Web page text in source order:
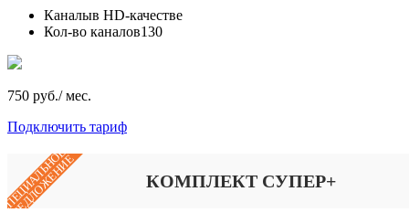
Каналыв HD-качестве
Кол-во каналов130
750 руб./ мес.
Подключить тариф
ПРЕДЛОЖЕНИЕ КОМПЛЕКТ СУПЕР+